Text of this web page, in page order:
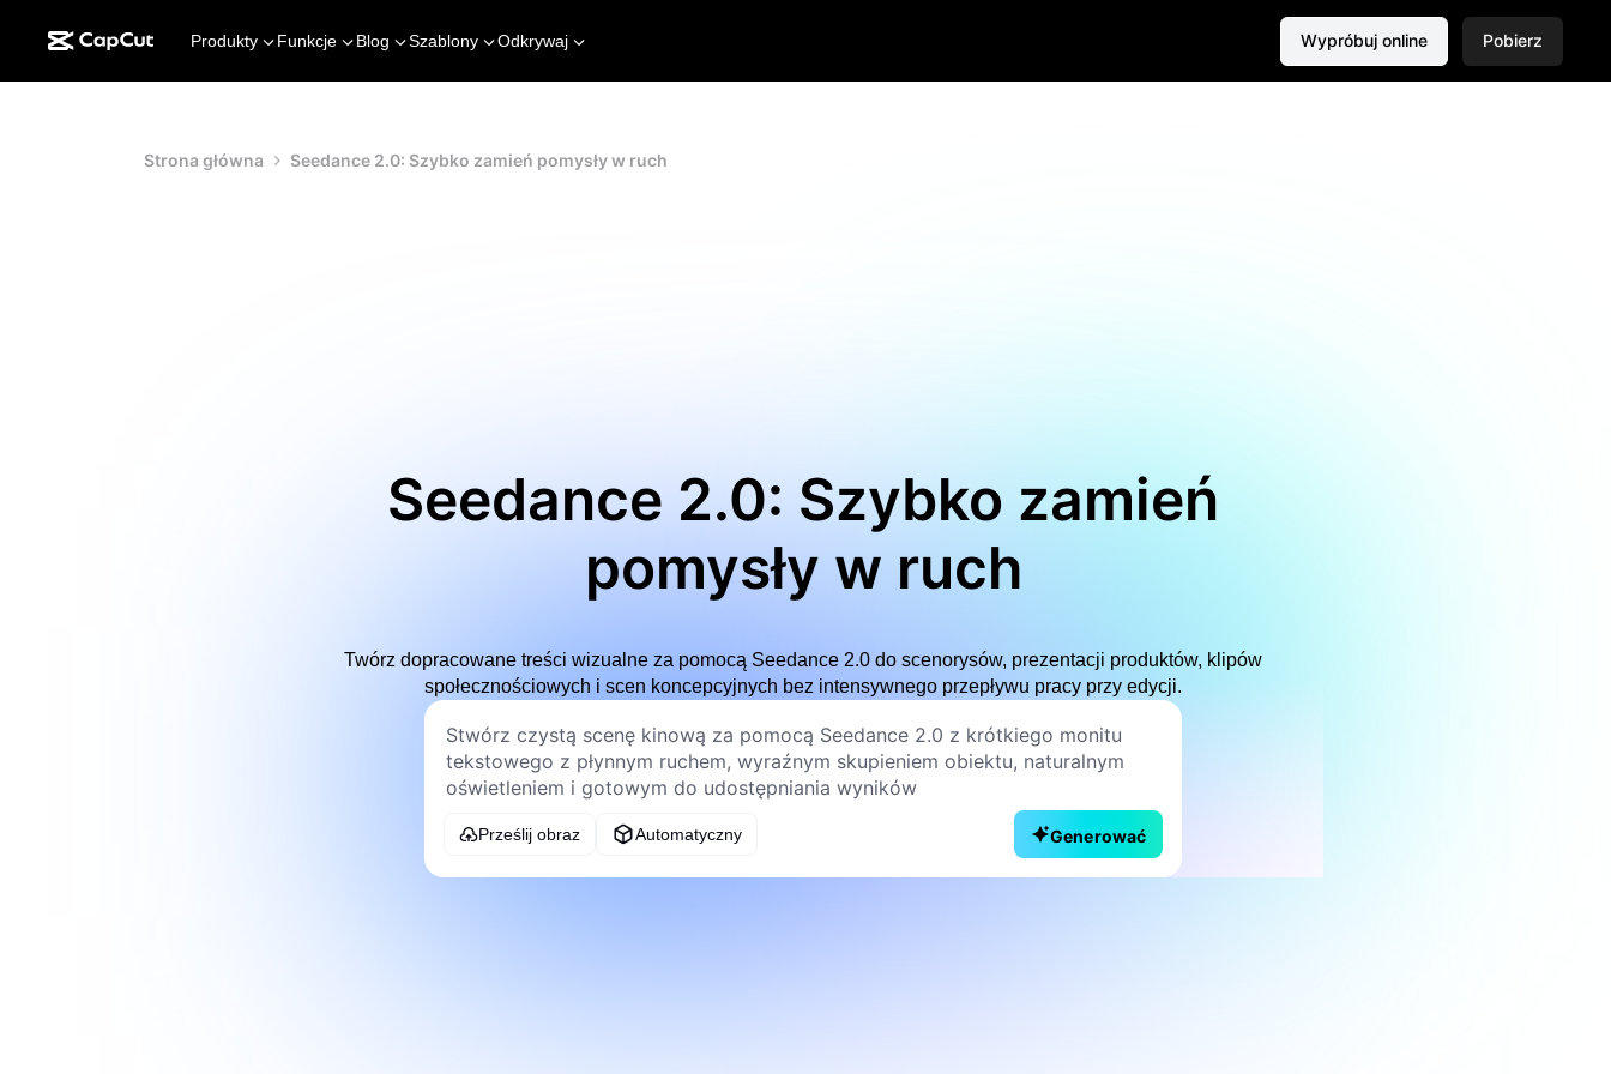
Produkty Funkcje Blog Szablony Odkrywaj Wypróbuj online Pobierz
Strona główna Seedance 2.0: Szybko zamień pomysły w ruch
Seedance 2.0: Szybko zamień
pomysły w ruch
Twórz dopracowane treści wizualne za pomocą Seedance 2.0 do scenorysów, prezentacji produktów, klipów
społecznościowych i scen koncepcyjnych bez intensywnego przepływu pracy przy edycji.
Prześlij obraz Automatyczny Generować